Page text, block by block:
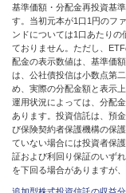
基準価額・分配金再投資基
す。当初元本が1口1円のフ
ンドについては1口あたりの
ておりません。ただし、
配金の表示数値は、基準価
は、公社債投信は小数点第
め、実際の分配金額と表示
運用状況によっては、分配
あります。投資信託は、預
び保険契約者保護機構の保
ていない場合には投資者保
証および利回り保証のいず
を下回る場合がありますが